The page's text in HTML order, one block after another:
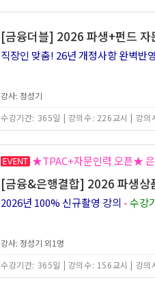
[금융더블] 2026 파생+펀드
직장인 맞춤! 26년 개정사항 완벽반
강사: 정성기
수강기간: 365일 | 강의수: 226교시 | 강의
★TPAC+자문인력 오픈★
[금융&은행결합] 2026 파생상
2026년 100% 신규촬영 강의 -수강
강사: 정성기 외1명
수강기간: 365일 | 강의수: 156교시 | 강의